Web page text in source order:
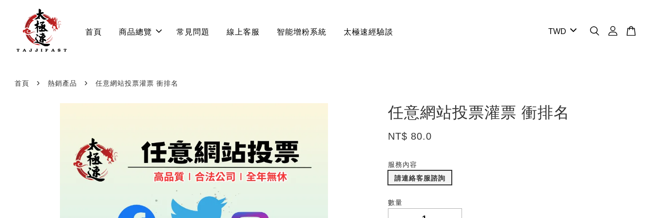
首頁 商品總覽 常見問題 線上客服 智能增粉系統 太極速經驗談
首頁 › 熱銷產品 › 任意網站投票灌票 衝排名
任意網站投票灌票 衝排名
NT$ 80.0
服務內容
請連絡客服諮詢
數量